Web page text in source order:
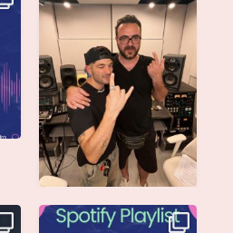
Siamo entusiasti di
annunciare che
@moseofficial